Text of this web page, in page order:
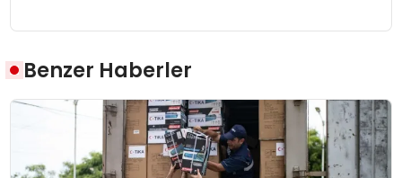
Benzer Haberler